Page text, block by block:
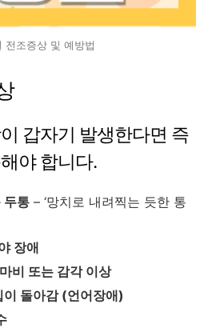
전조증상 및 예방법
갑자기 발생한다면 즉
야 합니다.
두통 – ‘망치로 내려찍는 듯한 통
장애
비 또는 감각 이상
돌아감 (언어장애)